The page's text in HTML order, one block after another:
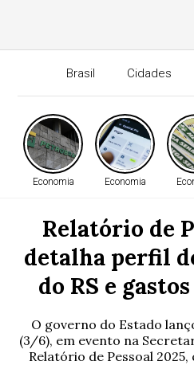
Brasil Cidades
Economia Economia
Relatório de
detalha perfil
do RS e
O governo do Estado
(3/6), em evento na
Relatório de Pessoal